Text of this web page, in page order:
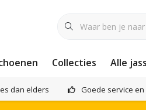
Collecties Alle
dan elders Goede service en